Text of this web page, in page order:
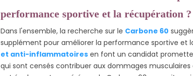
performance sportive et la récupération ?
Dans l'ensemble, la recherche sur le Carbone 60
supplément pour améliorer la performance sportive et
et anti-inflammatoires en font un candidat
qui sont censés contribuer aux dommages